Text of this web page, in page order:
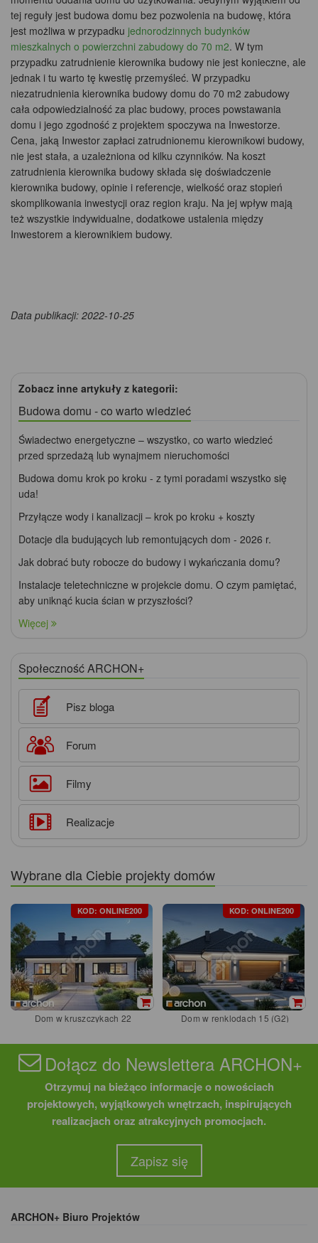
tej reguły jest budowa domu bez pozwolenia na budowę, która
jest możliwa w przypadku jednorodzinnych budynków
mieszkalnych o powierzchni zabudowy do 70 m2. W tym
przypadku zatrudnienie kierownika budowy nie jest konieczne, ale
jednak i tu warto tę kwestię przemyśleć. W przypadku
niezatrudnienia kierownika budowy domu do 70 m2 zabudowy
cała odpowiedzialność za plac budowy, proces powstawania
domu i jego zgodność z projektem spoczywa na Inwestorze.
Cena, jaką Inwestor zapłaci zatrudnionemu kierownikowi budowy,
nie jest stała, a uzależniona od kilku czynników. Na koszt
zatrudnienia kierownika budowy składa się doświadczenie
kierownika budowy, opinie i referencje, wielkość oraz stopień
skomplikowania inwestycji oraz region kraju. Na jej wpływ mają
też wszystkie indywidualne, dodatkowe ustalenia między
Inwestorem a kierownikiem budowy.
Data publikacji: 2022-10-25
Zobacz inne artykuły z kategorii:
Budowa domu - co warto wiedzieć
Świadectwo energetyczne – wszystko, co warto wiedzieć
przed sprzedażą lub wynajmem nieruchomości
Budowa domu krok po kroku - z tymi poradami wszystko się
uda!
Przyłącze wody i kanalizacji – krok po kroku + koszty
Dotacje dla budujących lub remontujących dom - 2026 r.
Jak dobrać buty robocze do budowy i wykańczania domu?
Instalacje teletechniczne w projekcie domu. O czym pamiętać,
aby uniknąć kucia ścian w przyszłości?
Więcej
Społeczność ARCHON+
Pisz bloga
Forum
Filmy
Realizacje
Wybrane dla Ciebie projekty domów
KOD: ONLINE200
Dom w kruszczykach 22
KOD: ONLINE200
Dom w renklodach 15 (G2)
Dołącz do Newslettera ARCHON+
Otrzymuj na bieżąco informacje o nowościach
projektowych, wyjątkowych wnętrzach, inspirujących
realizacjach oraz atrakcyjnych promocjach.
Zapisz się
ARCHON+ Biuro Projektów